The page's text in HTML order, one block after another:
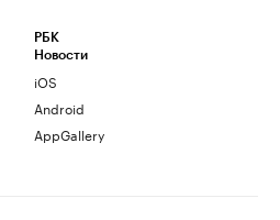
РБК
Новости
iOS
Android
AppGallery